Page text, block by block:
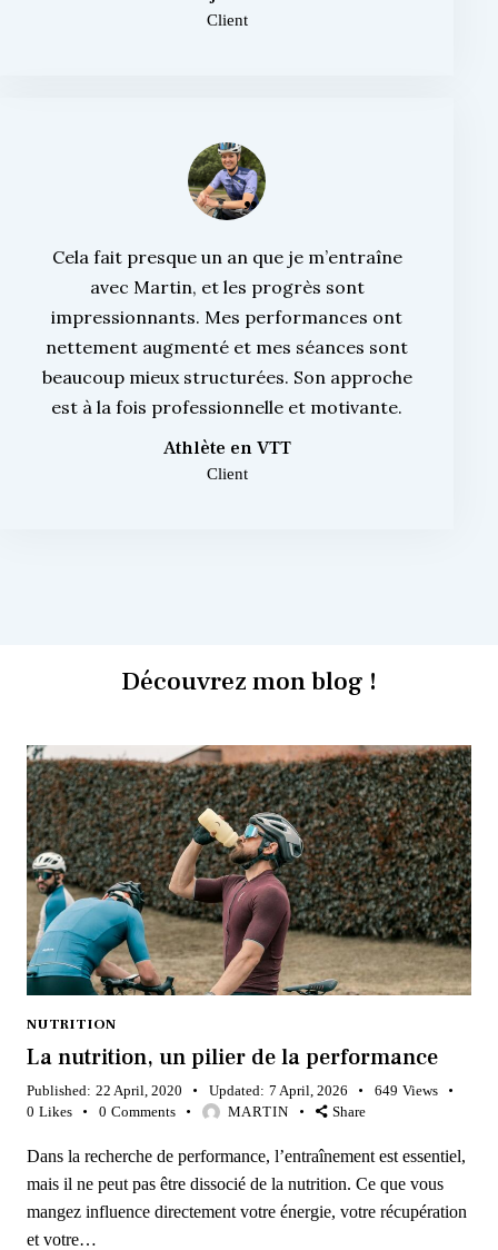
Client
Cela fait presque un an que je m’entraîne
avec Martin, et les progrès sont
impressionnants. Mes performances ont
nettement augmenté et mes séances sont
beaucoup mieux structurées. Son approche
est à la fois professionnelle et motivante.
Athlète en VTT
Client
Découvrez mon blog !
NUTRITION
La nutrition, un pilier de la performance
Published: 22 April, 2020 Updated: 7 April, 2026 649 Views
0 Likes 0 Comments MARTIN Share
Dans la recherche de performance, l’entraînement est essentiel,
mais il ne peut pas être dissocié de la nutrition. Ce que vous
mangez influence directement votre énergie, votre récupération
et votre…